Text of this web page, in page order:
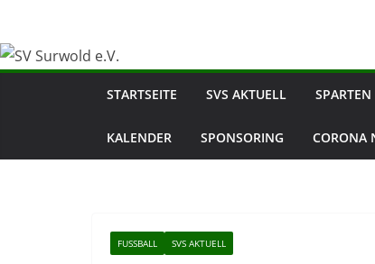
springen
STARTSEITE SVS AKTUELL SPARTEN
KALENDER SPONSORING CORONA
FUSSBALL SVS AKTUELL